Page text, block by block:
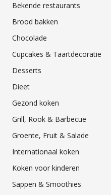
Bekende restaurants
Brood bakken
Chocolade
Cupcakes & Taartdecoratie
Desserts
Dieet
Gezond koken
Grill, Rook & Barbecue
Groente, Fruit & Salade
Internationaal koken
Koken voor kinderen
Sappen & Smoothies